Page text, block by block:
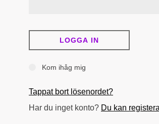
Kom ihåg mig
Tappat bort lösenordet?
Har du inget konto? Du kan